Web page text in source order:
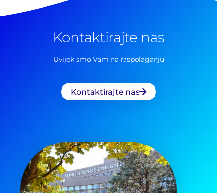
Kontaktirajte nas
Uvijek smo Vam na raspolaganju
Kontaktirajte nas